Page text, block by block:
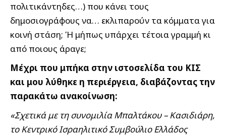
πολιτικάντηδες…) που κάνει τους
δημοσιογράφους να… εκλιπαρούν τα κόμματα για
κοινή στάση; Ή μήπως υπάρχει τέτοια γραμμή κι
από ποιους άραγε;
Μέχρι που μπήκα στην ιστοσελίδα του ΚΙΣ
και μου λύθηκε η περιέργεια, διαβάζοντας την
παρακάτω ανακοίνωση:
«Σχετικά με τη συνομιλία Μπαλτάκου – Κασιδιάρη,
το Κεντρικό Ισραηλιτικό Συμβούλιο Ελλάδος